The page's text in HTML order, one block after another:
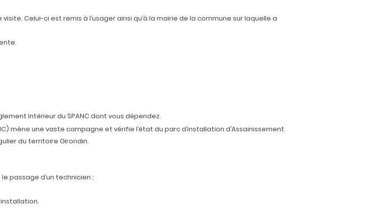
Celui-ci est remis à l’usager ainsi qu’à la mairie de la commune sur laquelle a
Intérieur du SPANC dont vous dépendez.
mène une vaste campagne et vérifie l’état du parc d’installation d’Assainissement
du territoire Girondin.
passage d’un technicien ;